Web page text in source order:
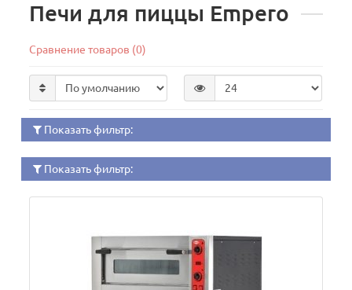
Печи для пиццы Empero
Сравнение товаров (0)
Показать фильтр:
Показать фильтр: